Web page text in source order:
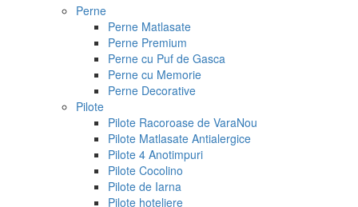
Perne
Perne Matlasate
Perne Premium
Perne cu Puf de Gasca
Perne cu Memorie
Perne Decorative
Pilote
Pilote Racoroase de VaraNou
Pilote Matlasate Antialergice
Pilote 4 Anotimpuri
Pilote Cocolino
Pilote de Iarna
Pilote hoteliere